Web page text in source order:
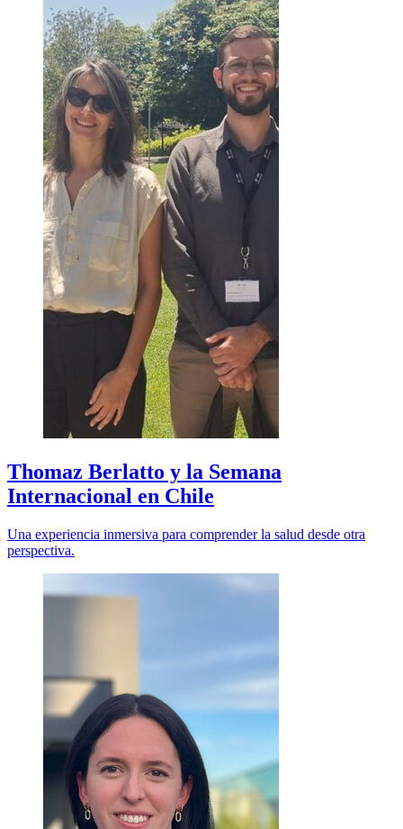
Thomaz Berlatto y la Semana
Internacional en Chile
Una experiencia inmersiva para comprender la salud desde otra
perspectiva.